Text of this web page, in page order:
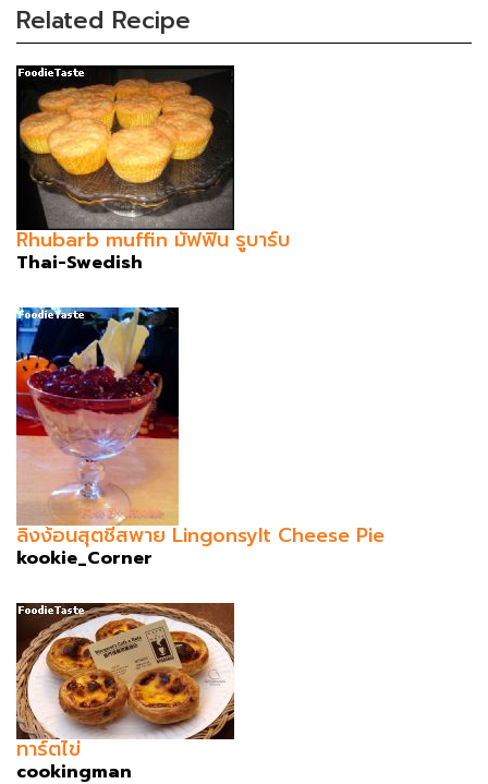
Related Recipe
Rhubarb muffin มัฟฟิน รูบาร์บ
Thai-Swedish
ลิงง้อนสุตชีสพาย Lingonsylt Cheese Pie
kookie_Corner
ทาร์ตไข่
cookingman